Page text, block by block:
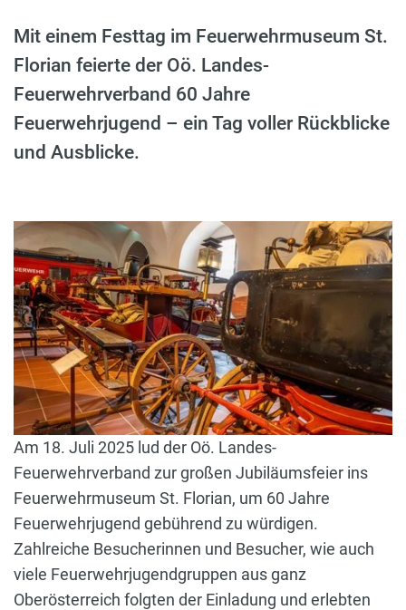
Mit einem Festtag im Feuerwehrmuseum St.
Florian feierte der Oö. Landes-
Feuerwehrverband 60 Jahre
Feuerwehrjugend – ein Tag voller Rückblicke
und Ausblicke.
Am 18. Juli 2025 lud der Oö. Landes-
Feuerwehrverband zur großen Jubiläumsfeier ins
Feuerwehrmuseum St. Florian, um 60 Jahre
Feuerwehrjugend gebührend zu würdigen.
Zahlreiche Besucherinnen und Besucher, wie auch
viele Feuerwehrjugendgruppen aus ganz
Oberösterreich folgten der Einladung und erlebten